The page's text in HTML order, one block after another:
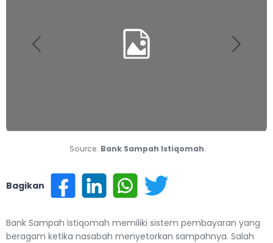
Previous Next
Source: Bank Sampah Istiqomah
Bagikan
Bank Sampah Istiqomah memiliki sistem pembayaran yang
beragam ketika nasabah menyetorkan sampahnya. Salah